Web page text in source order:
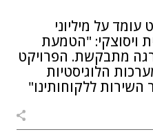
על מיליוני
ויסוצקי: "הטמעת
מתבקשת. הפרויקט
הלוגיסטיות
השירות ללקוחותינו"